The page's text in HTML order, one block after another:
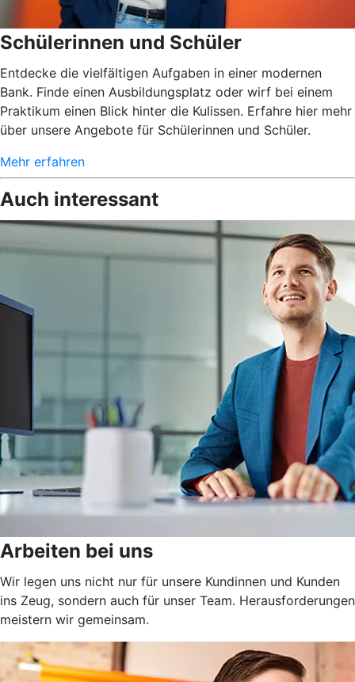
Schülerinnen und Schüler
Entdecke die vielfältigen Aufgaben in einer modernen
Bank. Finde einen Ausbildungsplatz oder wirf bei einem
Praktikum einen Blick hinter die Kulissen. Erfahre hier mehr
über unsere Angebote für Schülerinnen und Schüler.
Mehr erfahren
Auch interessant
Arbeiten bei uns
Wir legen uns nicht nur für unsere Kundinnen und Kunden
ins Zeug, sondern auch für unser Team. Herausforderungen
meistern wir gemeinsam.